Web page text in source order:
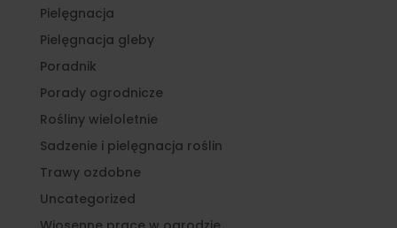
Pielęgnacja
Pielęgnacja gleby
Poradnik
Porady ogrodnicze
Rośliny wieloletnie
Sadzenie i pielęgnacja roślin
Trawy ozdobne
Uncategorized